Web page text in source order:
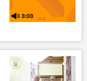
3:03